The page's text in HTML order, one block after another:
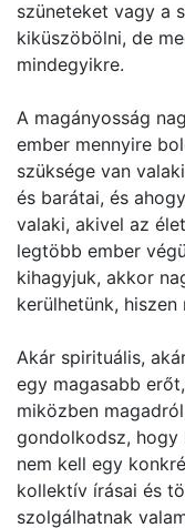
szüneteket vagy a
kiküszöbölni, de
mindegyikre.
A magányosság
ember mennyire
szüksége van
és barátai, és
valaki, akivel az
legtöbb ember
kihagyjuk, akkor
kerülhetünk,
Akár spirituális,
egy magasabb
miközben
gondolkodsz, hogy
nem kell egy
kollektív írásai és
szolgálhatnak